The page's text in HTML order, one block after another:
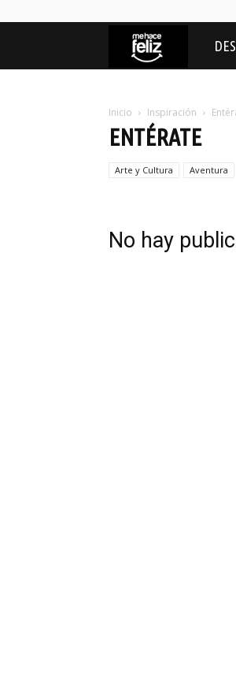
Me
Inicio Inspiración
ENTÉRATE
Arte y Cultura Aventura
No hay